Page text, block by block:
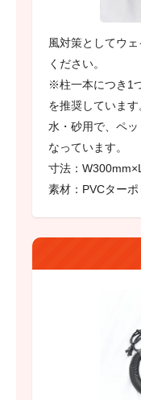
風対策としてウ
ください。
※柱一本につき1
を推奨しています
水・砂用で、ペ
なっています。
寸法：
素材：PVCターポ